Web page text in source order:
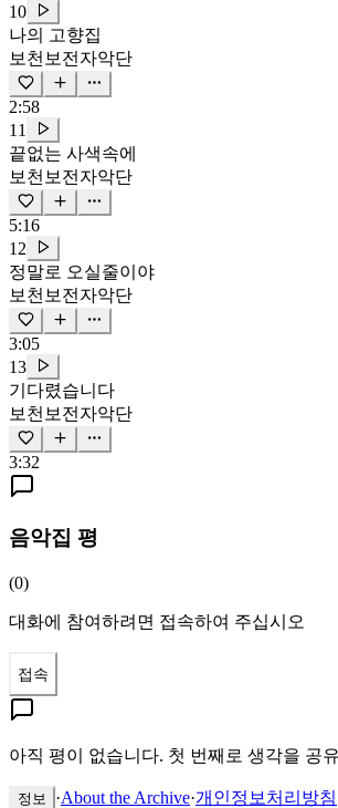
10
나의 고향집
보천보전자악단
2:58
11
끝없는 사색속에
보천보전자악단
5:16
12
정말로 오실줄이야
보천보전자악단
3:05
13
기다렸습니다
보천보전자악단
3:32
음악집 평
(0)
대화에 참여하려면 접속하여 주십시오
접속
아직 평이 없습니다. 첫 번째로 생각을 공
정보 ·About the Archive·개인정보처리방침